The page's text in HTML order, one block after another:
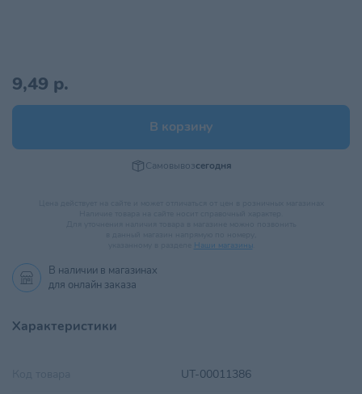
9,49 р.
В корзину
Самовывозсегодня
Наши магазины.
В наличии в магазинах
для онлайн заказа
Характеристики
UT-00011386